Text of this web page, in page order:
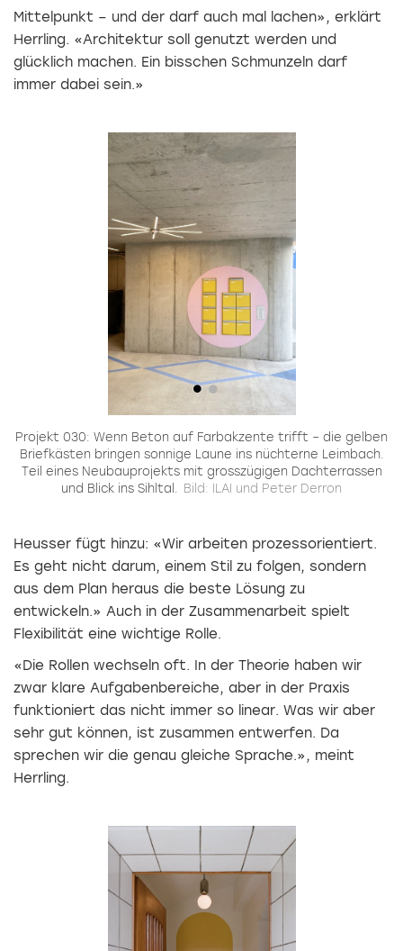
Mittelpunkt – und der darf auch mal lachen», erklärt
Herrling. «Architektur soll genutzt werden und
glücklich machen. Ein bisschen Schmunzeln darf
immer dabei sein.»
Projekt 030: Wenn Beton auf Farbakzente trifft – die gelben
Briefkästen bringen sonnige Laune ins nüchterne Leimbach.
Teil eines Neubauprojekts mit grosszügigen Dachterrassen
und Blick ins Sihltal.
Bild: ILAI und Peter Derron
Heusser fügt hinzu: «Wir arbeiten prozessorientiert.
Es geht nicht darum, einem Stil zu folgen, sondern
aus dem Plan heraus die beste Lösung zu
entwickeln.» Auch in der Zusammenarbeit spielt
Flexibilität eine wichtige Rolle.
«Die Rollen wechseln oft. In der Theorie haben wir
zwar klare Aufgabenbereiche, aber in der Praxis
funktioniert das nicht immer so linear. Was wir aber
sehr gut können, ist zusammen entwerfen. Da
sprechen wir die genau gleiche Sprache.», meint
Herrling.